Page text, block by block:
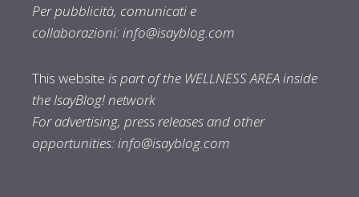
Per pubblicità, comunicati e
collaborazioni:info@isayblog.com
This website is part of the WELLNESS AREA inside
the IsayBlog! network
For advertising, press releases and other
opportunities:info@isayblog.com